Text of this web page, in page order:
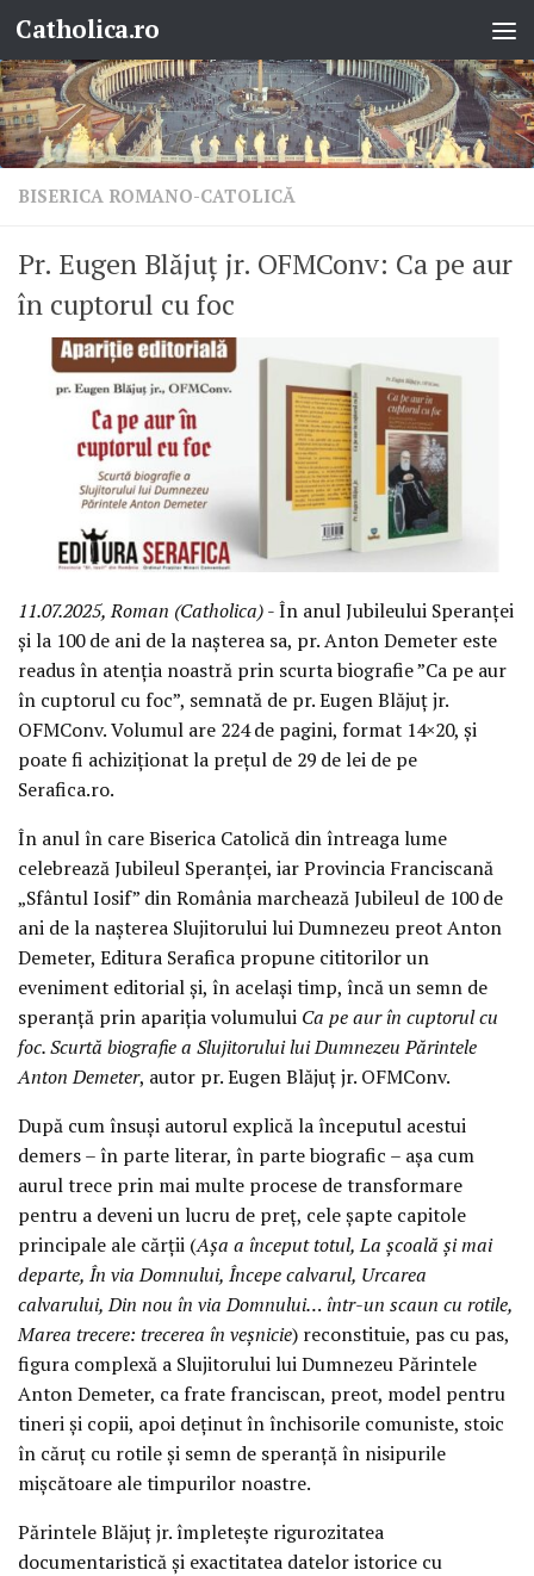
Skip to content
Catholica.ro
BISERICA ROMANO-CATOLICĂ
Pr. Eugen Blăjuț jr. OFMConv: Ca pe aur
în cuptorul cu foc
11.07.2025, Roman (Catholica)- În anul Jubileului Speranței
și la 100 de ani de la nașterea sa, pr. Anton Demeter este
readus în atenția noastră prin scurta biografie ”Ca pe aur
în cuptorul cu foc”, semnată de pr. Eugen Blăjuț jr.
OFMConv. Volumul are 224 de pagini, format 14×20, și
poate fi achiziționat la prețul de 29 de lei de pe
Serafica.ro.
În anul în care Biserica Catolică din întreaga lume
celebrează Jubileul Speranței, iar Provincia Franciscană
„Sfântul Iosif” din România marchează Jubileul de 100 de
ani de la nașterea Slujitorului lui Dumnezeu preot Anton
Demeter, Editura Serafica propune cititorilor un
eveniment editorial și, în același timp, încă un semn de
speranță prin apariția volumului Ca pe aur în cuptorul cu
foc. Scurtă biografie a Slujitorului lui Dumnezeu Părintele
Anton Demeter, autor pr. Eugen Blăjuț jr. OFMConv.
După cum însuși autorul explică la începutul acestui
demers – în parte literar, în parte biografic – așa cum
aurul trece prin mai multe procese de transformare
pentru a deveni un lucru de preț, cele șapte capitole
principale ale cărții (Așa a început totul, La școală și mai
departe, În via Domnului, Începe calvarul, Urcarea
calvarului, Din nou în via Domnului… într-un scaun cu rotile,
Marea trecere: trecerea în veșnicie) reconstituie, pas cu pas,
figura complexă a Slujitorului lui Dumnezeu Părintele
Anton Demeter, ca frate franciscan, preot, model pentru
tineri și copii, apoi deținut în închisorile comuniste, stoic
în căruț cu rotile și semn de speranță în nisipurile
mișcătoare ale timpurilor noastre.
Părintele Blăjuț jr. împletește rigurozitatea
documentaristică și exactitatea datelor istorice cu